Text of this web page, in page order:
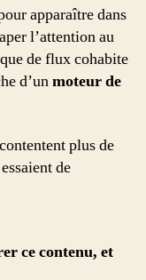
apparaître dans
l’attention au
de flux cohabite
d’unmoteur de
plus de
de
ce contenu, et